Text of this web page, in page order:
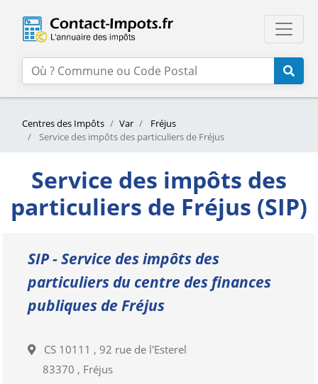
Centres des Impôts Var
Fréjus
Service des impôts des particuliers de Fréjus
Service des impôts des
particuliers de Fréjus (SIP)
SIP - Service des impôts des
particuliers du centre des finances
publiques de Fréjus
CS 10111 , 92 rue de l'Esterel
83370 , Fréjus